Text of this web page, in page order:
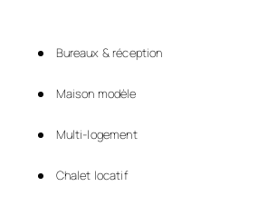
Bureaux & réception
Maison modèle
Multi-logement
Chalet locatif